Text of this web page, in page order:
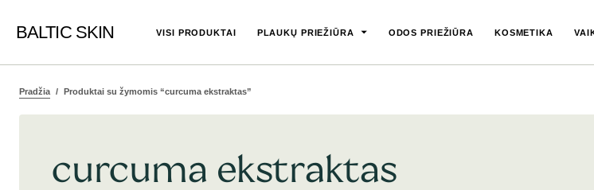
BALTIC SKIN VISI PRODUKTAI PLAUKŲ PRIEŽIŪRA ODOS PRIEŽIŪRA KOSMETIKA
Pradžia Produktai su žymomis “curcuma ekstraktas”
curcuma ekstraktas